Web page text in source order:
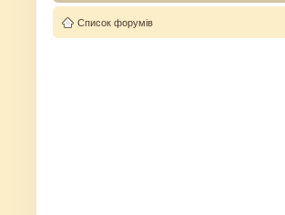
Список форумів